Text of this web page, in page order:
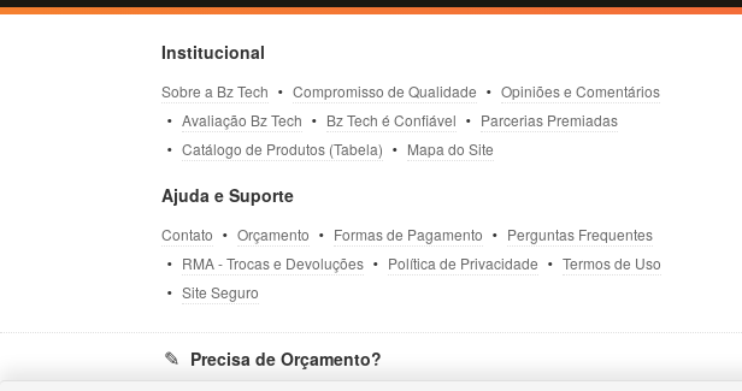
Institucional
Sobre a Bz Tech Compromisso de Qualidade
Opiniões e Comentários
Avaliação Bz Tech
Bz Tech é Confiável
Parcerias Premiadas
Catálogo de Produtos (Tabela)
Mapa do Site
Ajuda e Suporte
Contato Orçamento Formas de Pagamento
Perguntas Frequentes
RMA - Trocas e Devoluções
Política de Privacidade
Termos de Uso
Site Seguro
Precisa de Orçamento?